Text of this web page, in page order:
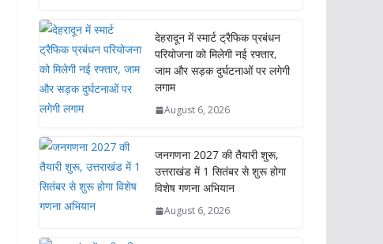
देहरादून में स्मार्ट ट्रैफिक प्रबंधन
परियोजना को मिलेगी नई रफ्तार,
जाम और सड़क दुर्घटनाओं पर लगेगी
लगाम
August 6, 2026
जनगणना 2027 की तैयारी शुरू,
उत्तराखंड में 1 सितंबर से शुरू होगा
विशेष गणना अभियान
August 6, 2026